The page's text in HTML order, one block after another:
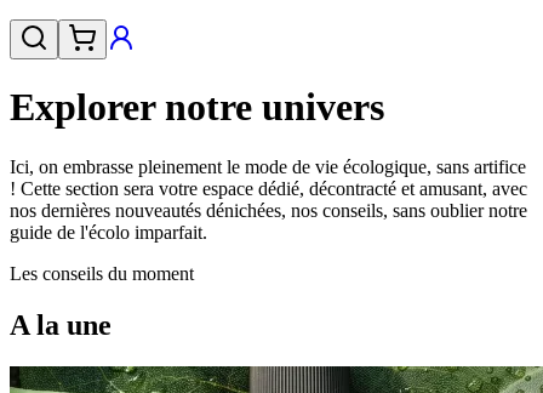
Explorer notre univers
Ici, on embrasse pleinement le mode de vie écologique, sans artifice
! Cette section sera votre espace dédié, décontracté et amusant, avec
nos dernières nouveautés dénichées, nos conseils, sans oublier notre
guide de l'écolo imparfait.
Les conseils du moment
A la une